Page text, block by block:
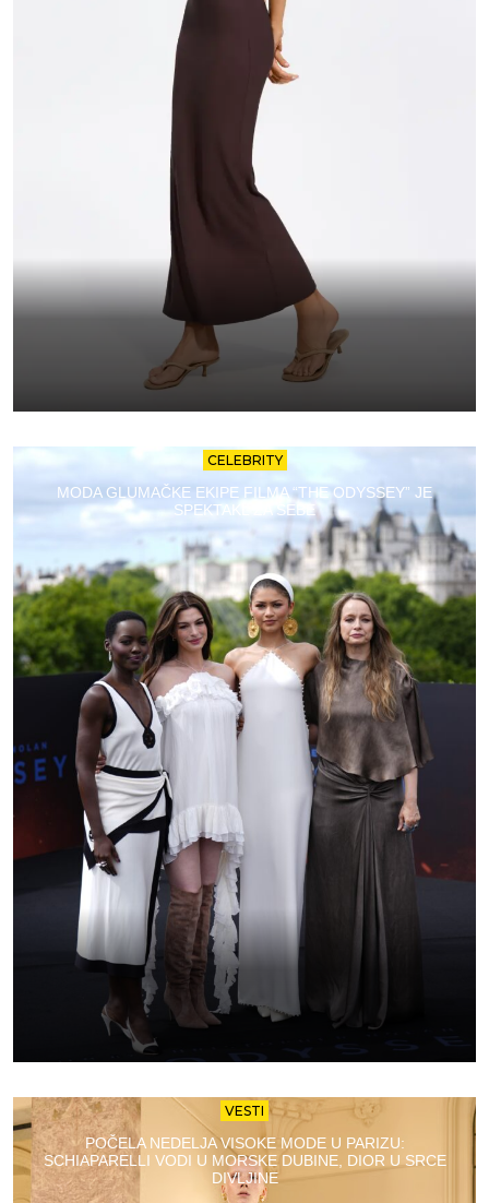
CELEBRITY
MODA GLUMAČKE EKIPE FILMA “THE ODYSSEY” JE
SPEKTAKL ZA SEBE
VESTI
POČELA NEDELJA VISOKE MODE U PARIZU:
SCHIAPARELLI VODI U MORSKE DUBINE, DIOR U SRCE
DIVLJINE